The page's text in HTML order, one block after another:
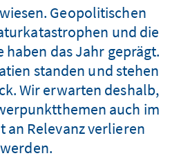
Geopolitischen
und die
das Jahr geprägt.
standen und stehen
Wir erwarten deshalb,
auch im
an Relevanz verlieren
werden.